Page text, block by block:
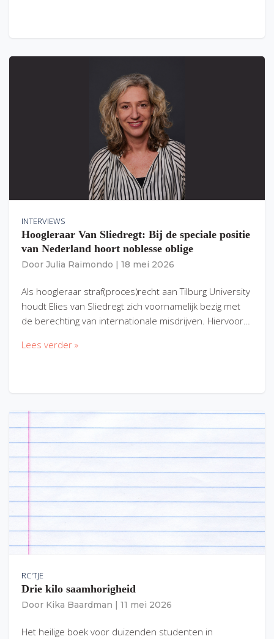
INTERVIEWS
Hoogleraar Van Sliedregt: Bij de speciale positie
van Nederland hoort noblesse oblige
Door Julia Raimondo 18 mei 2026
Als hoogleraar straf(proces)recht aan Tilburg University
houdt Elies van Sliedregt zich voornamelijk bezig met
de berechting van internationale misdrijven. Hiervoor…
Lees verder »
RC'TJE
Drie kilo saamhorigheid
Door Kika Baardman 11 mei 2026
Het heilige boek voor duizenden studenten in